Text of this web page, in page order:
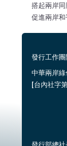
搭起兩岸
促進兩岸
發行工作團
中華兩岸
[台內社字